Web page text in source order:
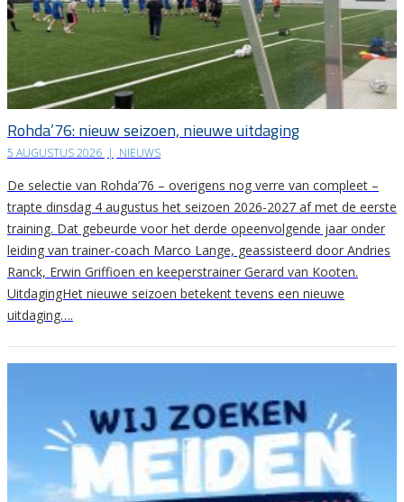
Rohda’76: nieuw seizoen, nieuwe uitdaging
5 AUGUSTUS 2026 | NIEUWS
De selectie van Rohda’76 – overigens nog verre van compleet –
trapte dinsdag 4 augustus het seizoen 2026-2027 af met de eerste
training. Dat gebeurde voor het derde opeenvolgende jaar onder
leiding van trainer-coach Marco Lange, geassisteerd door Andries
Ranck, Erwin Griffioen en keeperstrainer Gerard van Kooten.
UitdagingHet nieuwe seizoen betekent tevens een nieuwe
uitdaging….